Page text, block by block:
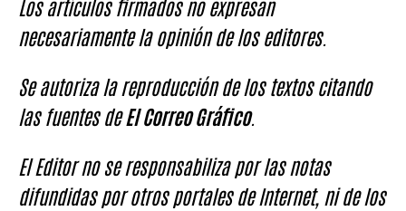
Los artículos firmados no expresan
necesariamente la opinión de los editores.
Se autoriza la reproducción de los textos citando
las fuentes deEl Correo Gráfico.
El Editor no se responsabiliza por las notas
difundidas por otros portales de Internet, ni de los